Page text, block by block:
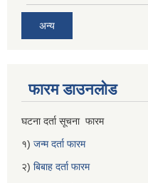
अन्य
फारम डाउनलोड
घटना दर्ता सूचना फारम
१) जन्म दर्ता फारम
२) बिबाह दर्ता फारम